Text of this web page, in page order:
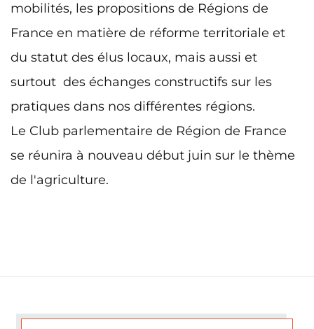
mobilités, les propositions de Régions de
France en matière de réforme territoriale et
du statut des élus locaux, mais aussi et
surtout des échanges constructifs sur les
pratiques dans nos différentes régions.
Le Club parlementaire de Région de France
se réunira à nouveau début juin sur le thème
de l'agriculture.